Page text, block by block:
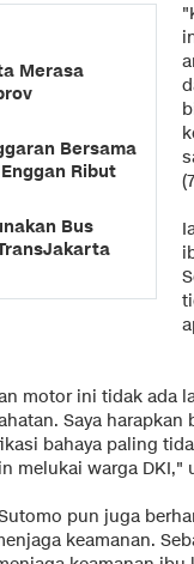
Merasa
Bersama
Ribut
Bus
motor ini tidak ada
Saya
bahaya paling
melukai warga DKI,"
pun juga
keamanan.